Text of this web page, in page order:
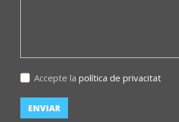
Accepte la política de privacitat